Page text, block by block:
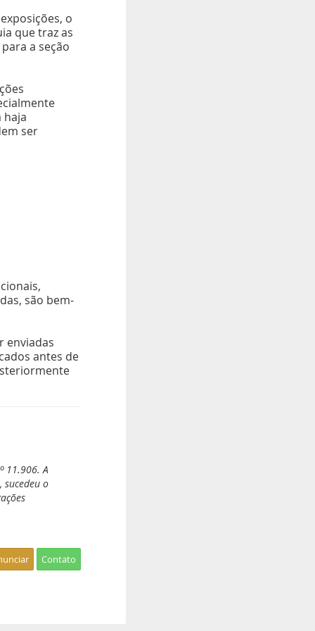
o
que traz as
a seção
haja
ser
são bem-
enviadas
antes de
11.906. A
o
Contato